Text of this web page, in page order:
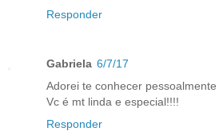
Responder
Gabriela 6/7/17
Adorei te conhecer
Vc é mt linda e especial!!!!
Responder